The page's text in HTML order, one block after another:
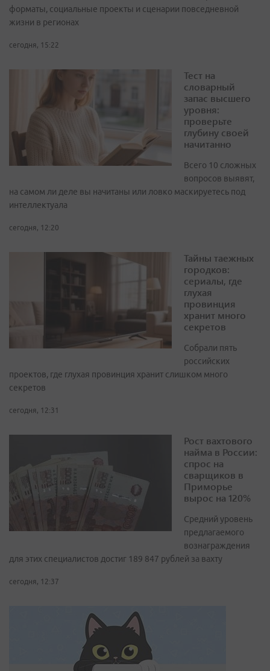
форматы, социальные проекты и сценарии повседневной
жизни в регионах
сегодня, 15:22
Тест на
словарный
запас высшего
уровня:
проверьте
глубину своей
начитанно
Всего 10 сложных
вопросов выявят,
на самом ли деле вы начитаны или ловко маскируетесь под
интеллектуала
сегодня, 12:20
Тайны таежных
городков:
сериалы, где
глухая
провинция
хранит много
секретов
Собрали пять
российских
проектов, где глухая провинция хранит слишком много
секретов
сегодня, 12:31
Рост вахтового
найма в России:
спрос на
сварщиков в
Приморье
вырос на 120%
Средний уровень
предлагаемого
вознаграждения
для этих специалистов достиг 189 847 рублей за вахту
сегодня, 12:37